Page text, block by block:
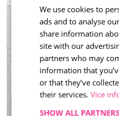
We use cookies to
ads and to analyse
share information
site with our
partners who may
information that
or that they’ve
their services. Více
SHOW ALL